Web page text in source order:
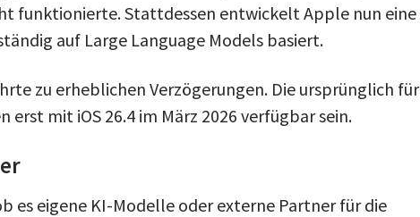
funktionierte. Stattdessen entwickelt Apple nun eine
auf Large Language Models basiert.
zu erheblichen Verzögerungen. Die ursprünglich für
mit iOS 26.4 im März 2026 verfügbar sein.
es eigene KI-Modelle oder externe Partner für die